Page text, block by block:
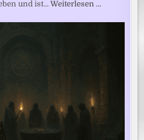
und ist…Weiterlesen …